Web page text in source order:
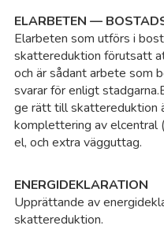
ELARBETEN —
Elarbeten som utförs i
skattereduktion förutsatt
och är sådant arbete som
svarar för enligt
ge rätt till skattereduktion
komplettering av elcentral
el, och extra vägguttag.
ENERGIDEKLARATION
Upprättande av
skattereduktion.